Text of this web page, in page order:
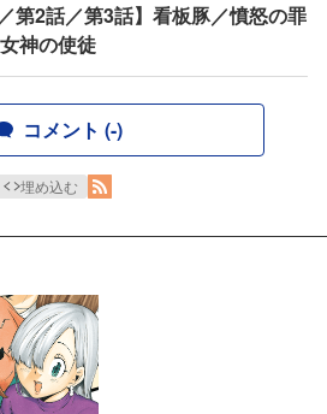
第2話／第3話】看板豚／憤怒の罪
神の使徒
コメント (-)
埋め込む